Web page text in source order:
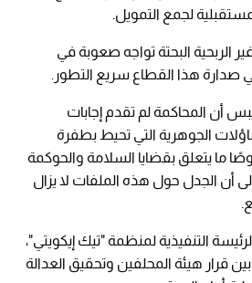
لجمع التمويل.
الربحية البحتة تواجه صعوبة في
صدارة هذا القطاع سريع التطور.
أن المحاكمة لم تقدم إجابات
الجوهرية التي تحيط بطفرة
ما يتعلق بقضايا السلامة والحوكمة
أن الجدل حول هذه الملفات لا يزال
التنفيذية لمنظمة "تيك إيكويتي"،
بين قرار هيئة المحلفين وتحقيق العدالة